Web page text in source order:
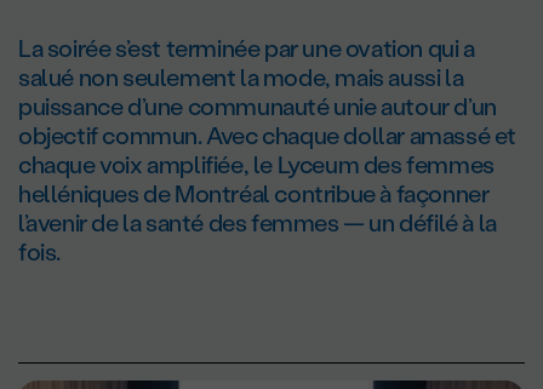
La soirée s’est terminée par une ovation qui a
salué non seulement la mode, mais aussi la
puissance d’une communauté unie autour d’un
objectif commun. Avec chaque dollar amassé et
chaque voix amplifiée, le Lyceum des femmes
helléniques de Montréal contribue à façonner
l’avenir de la santé des femmes — un défilé à la
fois.